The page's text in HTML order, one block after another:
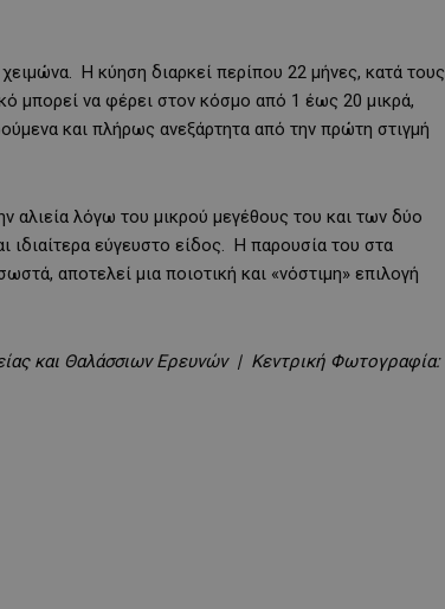
Η κύηση διαρκεί περίπου 22 μήνες, κατά τους
μπορεί να φέρει στον κόσμο από 1 έως 20 μικρά,
και πλήρως ανεξάρτητα από την πρώτη στιγμή
αλιεία λόγω του μικρού μεγέθους του και των δύο
ιδιαίτερα εύγευστο είδος. Η παρουσία του στα
αποτελεί μια ποιοτική και «νόστιμη» επιλογή
και Θαλάσσιων Ερευνών | Κεντρική Φωτογραφία: